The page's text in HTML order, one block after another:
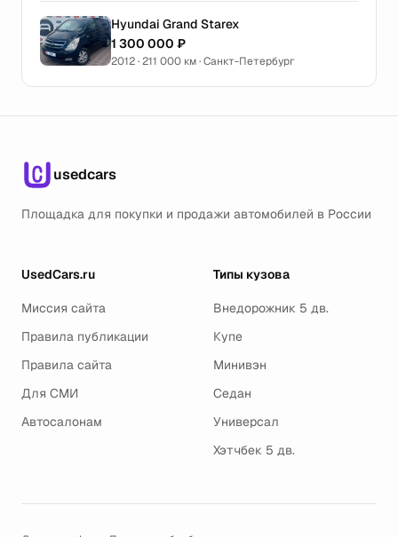
Hyundai Grand Starex
1 300 000 ₽
2012 · 211 000 км · Санкт-Петербург
usedcars
Площадка для покупки и продажи автомобилей в России
UsedCars.ru
Миссия сайта
Правила публикации
Правила сайта
Для СМИ
Автосалонам
Типы кузова
Внедорожник 5 дв.
Купе
Минивэн
Седан
Универсал
Хэтчбек 5 дв.